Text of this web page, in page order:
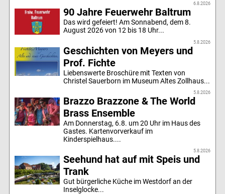
6.8.2026
90 Jahre Feuerwehr Baltrum
Das wird gefeiert! Am Sonnabend, dem 8.
August 2026 von 12 bis 18 Uhr...
5.8.2026
Geschichten von Meyers und
Prof. Fichte
Liebenswerte Broschüre mit Texten von
Christel Sauerborn im Museum Altes Zollhaus...
5.8.2026
Brazzo Brazzone & The World
Brass Ensemble
Am Donnerstag, 6.8. um 20 Uhr im Haus des
Gastes. Kartenvorverkauf im
Kinderspielhaus....
5.8.2026
Seehund hat auf mit Speis und
Trank
Gut bürgerliche Küche im Westdorf an der
Inselglocke...